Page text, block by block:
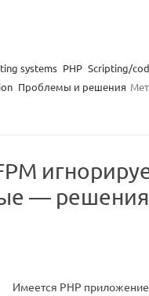
systems PHP Scripting/
Проблемы и решения
— решения
Имеется PHP